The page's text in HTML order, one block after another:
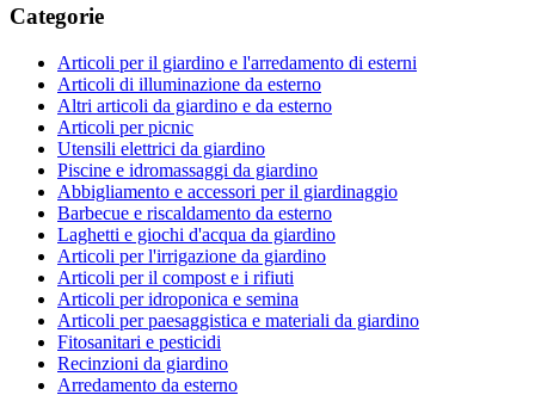
Categorie
Articoli per il giardino e l'arredamento di esterni
Articoli di illuminazione da esterno
Altri articoli da giardino e da esterno
Articoli per picnic
Utensili elettrici da giardino
Piscine e idromassaggi da giardino
Abbigliamento e accessori per il giardinaggio
Barbecue e riscaldamento da esterno
Laghetti e giochi d'acqua da giardino
Articoli per l'irrigazione da giardino
Articoli per il compost e i rifiuti
Articoli per idroponica e semina
Articoli per paesaggistica e materiali da giardino
Fitosanitari e pesticidi
Recinzioni da giardino
Arredamento da esterno